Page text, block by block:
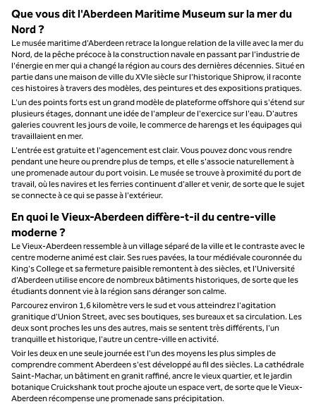
Que vous dit l'Aberdeen Maritime Museum sur la mer du
Nord ?
Le musée maritime d'Aberdeen retrace la longue relation de la ville avec la mer du
Nord, de la pêche précoce à la construction navale en passant par l'industrie de
l'énergie en mer qui a changé la région au cours des dernières décennies. Situé en
partie dans une maison de ville du XVIe siècle sur l'historique Shiprow, il raconte
ces histoires à travers des modèles, des peintures et des expositions pratiques.
L'un des points forts est un grand modèle de plateforme offshore qui s'étend sur
plusieurs étages, donnant une idée de l'ampleur de l'exercice sur l'eau. D'autres
galeries couvrent les jours de voile, le commerce de harengs et les équipages qui
travaillaient en mer.
L'entrée est gratuite et l'agencement est clair. Vous pouvez donc vous rendre
pendant une heure ou prendre plus de temps, et elle s'associe naturellement à
une promenade autour du port voisin. Le musée se trouve à proximité du port de
travail, où les navires et les ferries continuent d'aller et venir, de sorte que le sujet
se connecte à ce qui se passe à l'extérieur.
En quoi le Vieux-Aberdeen diffère-t-il du centre-ville
moderne ?
Le Vieux-Aberdeen ressemble à un village séparé de la ville et le contraste avec le
centre moderne animé est clair. Ses rues pavées, la tour médiévale couronnée du
King's College et sa fermeture paisible remontent à des siècles, et l'Université
d'Aberdeen utilise encore de nombreux bâtiments historiques, de sorte que les
étudiants donnent vie à la région sans déranger son calme.
Parcourez environ 1,6 kilomètre vers le sud et vous atteindrez l'agitation
granitique d'Union Street, avec ses boutiques, ses bureaux et sa circulation. Les
deux sont proches les uns des autres, mais se sentent très différents, l'un
tranquille et historique, l'autre un centre-ville en activité.
Voir les deux en une seule journée est l'un des moyens les plus simples de
comprendre comment Aberdeen s'est développé au fil des siècles. La cathédrale
Saint-Machar, un bâtiment en granit raffiné, ancre le vieux quartier, et le jardin
botanique Cruickshank tout proche ajoute un espace vert, de sorte que le Vieux-
Aberdeen récompense une promenade sans précipitation.